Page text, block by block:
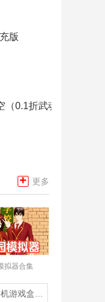
版
0.1折武魂觉醒）
+ 更多
拟器合集